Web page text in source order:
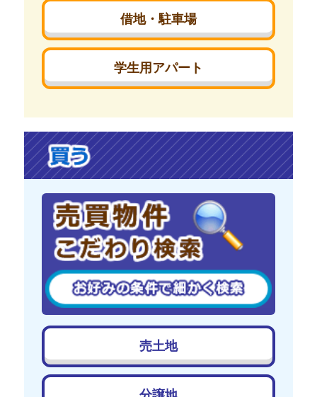
借地・駐車場
学生用アパート
売土地